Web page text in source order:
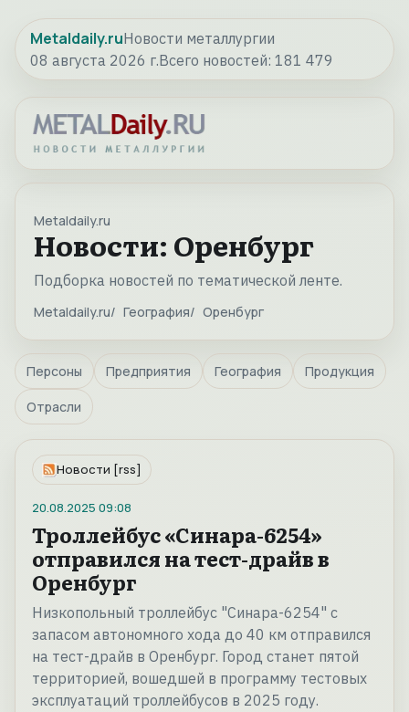
Metaldaily.ruНовости металлургии
08 августа 2026 г.Всего новостей: 181 479
Metaldaily.ru
Новости: Оренбург
Подборка новостей по тематической ленте.
Metaldaily.ru География Оренбург
Персоны Предприятия География Продукция
Отрасли
Новости [rss]
20.08.2025 09:08
Троллейбус «Синара-6254»
отправился на тест-драйв в
Оренбург
Низкопольный троллейбус "Синара-6254" с
запасом автономного хода до 40 км отправился
на тест-драйв в Оренбург. Город станет пятой
территорией, вошедшей в программу тестовых
эксплуатаций троллейбусов в 2025 году.